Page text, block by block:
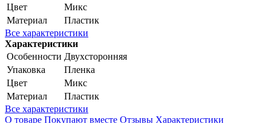
Цвет
Микс
Материал
Пластик
Все характеристики
Характеристики
Особенности Двухсторонняя
Упаковка
Пленка
Цвет
Микс
Материал
Пластик
Все характеристики
О товаре Покупают вместе Отзывы Характеристики